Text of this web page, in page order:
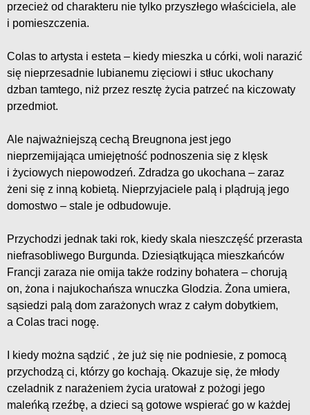
przecież od charakteru nie tylko przyszłego właściciela, ale
i pomieszczenia.
Colas to artysta i esteta – kiedy mieszka u córki, woli narazić
się nieprzesadnie lubianemu zięciowi i stłuc ukochany
dzban tamtego, niż przez resztę życia patrzeć na kiczowaty
przedmiot.
Ale najważniejszą cechą Breugnona jest jego
nieprzemijająca umiejętność podnoszenia się z klęsk
i życiowych niepowodzeń. Zdradza go ukochana – zaraz
żeni się z inną kobietą. Nieprzyjaciele palą i plądrują jego
domostwo – stale je odbudowuje.
Przychodzi jednak taki rok, kiedy skala nieszczęść przerasta
niefrasobliwego Burgunda. Dziesiątkująca mieszkańców
Francji zaraza nie omija także rodziny bohatera – chorują
on, żona i najukochańsza wnuczka Glodzia. Żona umiera,
sąsiedzi palą dom zarażonych wraz z całym dobytkiem,
a Colas traci nogę.
I kiedy można sądzić , że już się nie podniesie, z pomocą
przychodzą ci, którzy go kochają. Okazuje się, że młody
czeladnik z narażeniem życia uratował z pożogi jego
maleńką rzeźbę, a dzieci są gotowe wspierać go w każdej